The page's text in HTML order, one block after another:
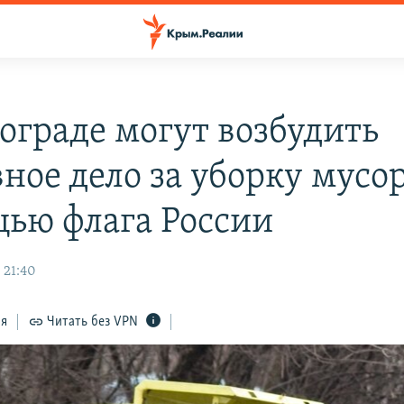
могут возбудить
дело за уборку
флага России
21:40
Читать без VPN